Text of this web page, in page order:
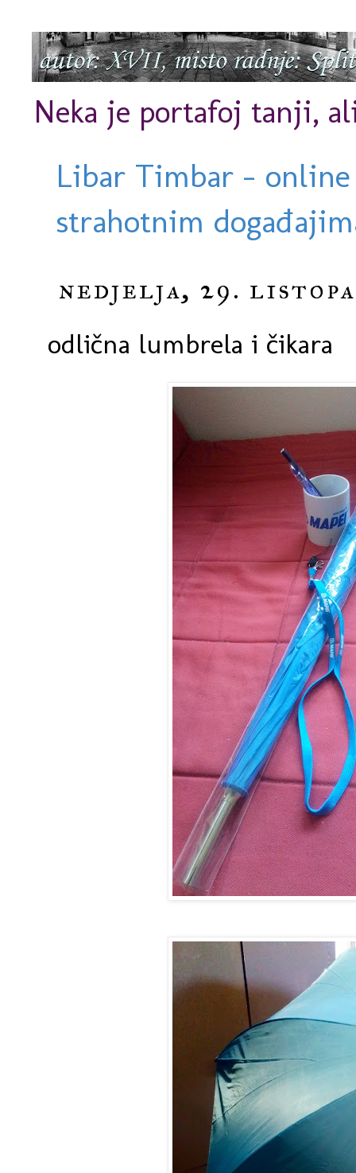
Neka je portafoj tanji,
Libar Timbar -
strahotnim
nedjelja, 29.
odlična lumbrela i čikara